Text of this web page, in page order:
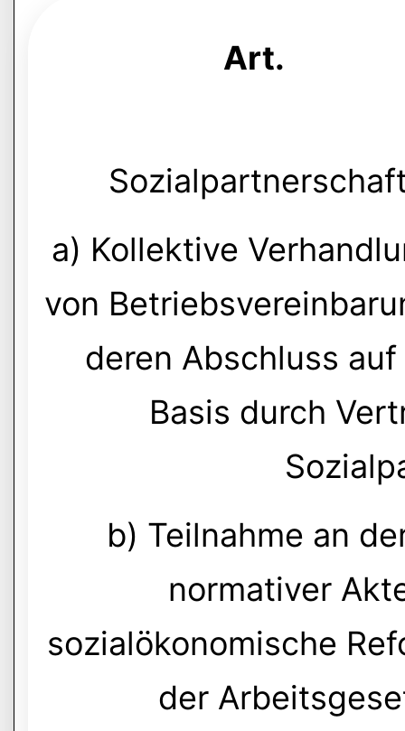
Art.
a) Kollektive
von
deren Abschluss
Basis durch
b) Teilnahme an
normativer
sozialökonomische
der